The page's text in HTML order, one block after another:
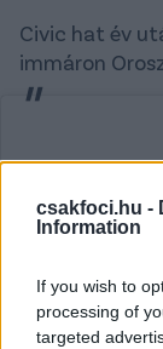
csakfoci.hu -
Information
If you wish to
processing of
targeted
Civic hat év
immáron